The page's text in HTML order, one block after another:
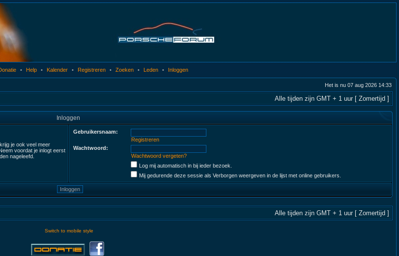
• Help • Kalender • Registreren • Zoeken • Leden • Inloggen
Het is nu 07 aug 2026 14:33
Alle tijden zijn GMT + 1 uur [ Zomertijd ]
Inloggen
je ook veel meer
voordat je inlogt eerst
nageleefd.
Gebruikersnaam:
Registreren
Wachtwoord:
Wachtwoord vergeten?
Log mij automatisch in bij ieder bezoek.
Mij gedurende deze sessie als Verborgen weergeven in de lijst met online gebruikers.
Alle tijden zijn GMT + 1 uur [ Zomertijd ]
Switch to mobile style